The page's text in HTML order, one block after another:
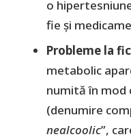
o
fie şi
Probleme la
metabolic
numită în mod
(denumire
nealcoolic”,